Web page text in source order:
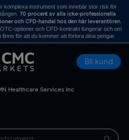
komplexa instrument som innebär stor risk för
70 procent av alla icke-professionella
och CFD-handel hos den här leverantören.
optioner och CFD-kontrakt fungerar och om
för att du kommer att förlora dina pengar.
Bli kund
Healthcare Services Inc